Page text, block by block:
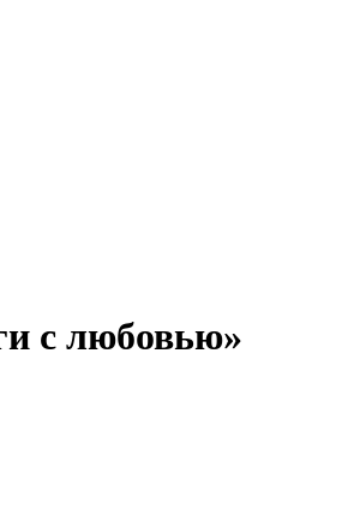
с любовью»